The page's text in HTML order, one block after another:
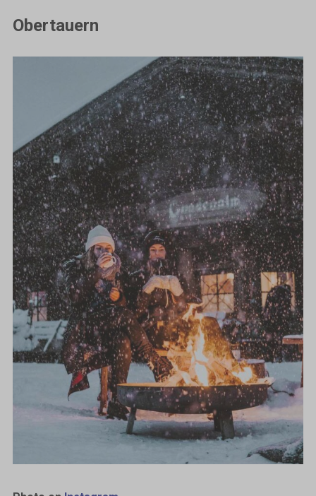
Obertauern